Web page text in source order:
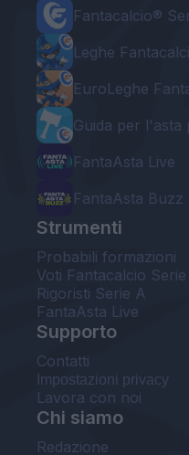
Fantacalcio®
Leghe
EuroLeghe
Guida per l'asta
FantaAsta Live
FantaAsta Buzz
Strumenti
Probabili formazioni
Voti Fantacalcio
Rigoristi Serie A
FantaAsta Live
Supporto
Contatti
Impostazioni privacy
Lavora con noi
Chi siamo
Redazione